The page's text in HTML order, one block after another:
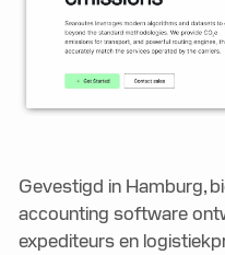
Gevestigd in Hamburg,
accounting software
expediteurs en